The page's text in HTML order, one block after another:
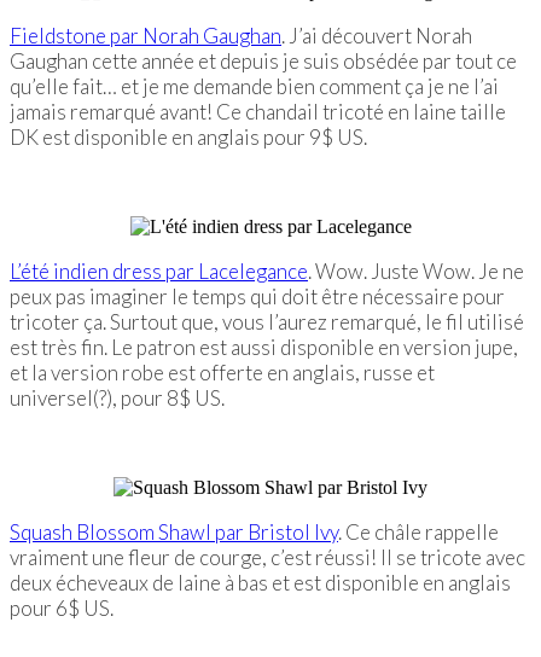
Fieldstone par Norah Gaughan. J’ai découvert Norah
Gaughan cette année et depuis je suis obsédée par tout ce
qu’elle fait… et je me demande bien comment ça je ne l’ai
jamais remarqué avant! Ce chandail tricoté en laine taille
DK est disponible en anglais pour 9$ US.
L’été indien dress par Lacelegance. Wow. Juste Wow. Je ne
peux pas imaginer le temps qui doit être nécessaire pour
tricoter ça. Surtout que, vous l’aurez remarqué, le fil utilisé
est très fin. Le patron est aussi disponible en version jupe,
et la version robe est offerte en anglais, russe et
universel(?), pour 8$ US.
Squash Blossom Shawl par Bristol Ivy. Ce châle rappelle
vraiment une fleur de courge, c’est réussi! Il se tricote avec
deux écheveaux de laine à bas et est disponible en anglais
pour 6$ US.